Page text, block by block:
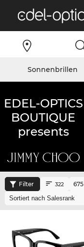
Sonnenbrillen
EDEL-OPTICS
BOUTIQUE
presents
Filter 322 675